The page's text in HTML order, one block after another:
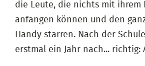
die Leute, die nichts mit ihrem
anfangen können und den
Handy starren. Nach der
erstmal ein Jahr nach... richtig: